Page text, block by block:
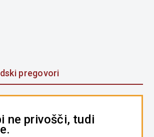
pregovori
ne privošči, tudi